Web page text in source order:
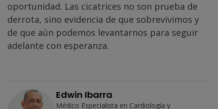
oportunidad. Las cicatrices no son prueba de
derrota, sino evidencia de que sobrevivimos y
de que aún podemos levantarnos para seguir
adelante con esperanza.
Edwin Ibarra
Médico Especialista en Cardiología y